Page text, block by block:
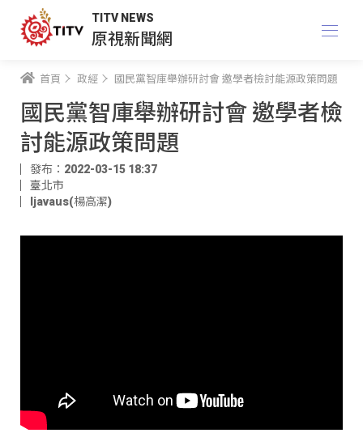
TITV NEWS
原視新聞網
首頁 政經 國民黨智庫舉辦研討會 邀學者檢討能源政策問題
國民黨智庫舉辦研討會 邀學者檢
討能源政策問題
發布：2022-03-15 18:37
臺北市
ljavaus(楊高潔)